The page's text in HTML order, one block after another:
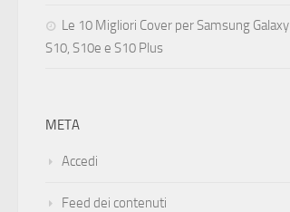
Le 10 Migliori Cover per Samsung Galaxy
S10, S10e e S10 Plus
META
Accedi
Feed dei contenuti